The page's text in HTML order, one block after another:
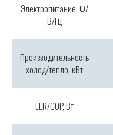
Электропитание, Ф/
В/Гц
Производительность
холод/тепло, кВт
EER/COP, Вт